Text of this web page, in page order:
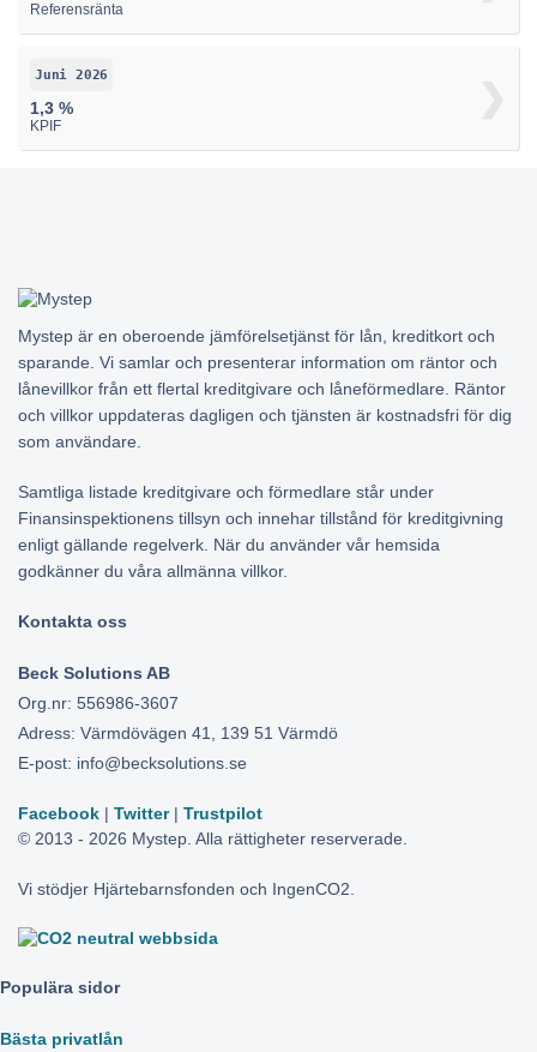
Referensränta
Juni 2026
1,3 %
KPIF
Mystep är en oberoende jämförelsetjänst för lån, kreditkort och
sparande. Vi samlar och presenterar information om räntor och
lånevillkor från ett flertal kreditgivare och låneförmedlare. Räntor
och villkor uppdateras dagligen och tjänsten är kostnadsfri för dig
som användare.
Samtliga listade kreditgivare och förmedlare står under
Finansinspektionens tillsyn och innehar tillstånd för kreditgivning
enligt gällande regelverk. När du använder vår hemsida
godkänner du våra allmänna villkor.
Kontakta oss
Beck Solutions AB
Org.nr: 556986-3607
Adress: Värmdövägen 41, 139 51 Värmdö
E-post: info@becksolutions.se
Facebook | Twitter| Trustpilot
© 2013 - 2026 Mystep. Alla rättigheter reserverade.
Vi stödjer Hjärtebarnsfonden och IngenCO2.
Populära sidor
Bästa privatlån